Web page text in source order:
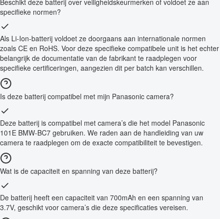
Beschikt deze batterij over veiligheidskeurmerken of voldoet ze aan
specifieke normen?
Als Li-Ion-batterij voldoet ze doorgaans aan internationale normen
zoals CE en RoHS. Voor deze specifieke compatibele unit is het echter
belangrijk de documentatie van de fabrikant te raadplegen voor
specifieke certificeringen, aangezien dit per batch kan verschillen.
Is deze batterij compatibel met mijn Panasonic camera?
Deze batterij is compatibel met camera’s die het model Panasonic
101E BMW-BC7 gebruiken. We raden aan de handleiding van uw
camera te raadplegen om de exacte compatibiliteit te bevestigen.
Wat is de capaciteit en spanning van deze batterij?
De batterij heeft een capaciteit van 700mAh en een spanning van
3.7V, geschikt voor camera’s die deze specificaties vereisen.